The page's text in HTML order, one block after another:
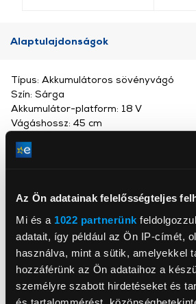
Az Ön adatainak felelősségteljes
Mi és a 1022 partnerünk
adatait, így például az Ön IP-címét,
használva, mint a sütik, amelyekkel
hozzáférünk az Ön adataihoz a
személyre szabott hirdetéseket és
Alaptulajdonságok
Típus: Akkumulátoros sövényvágó
Szín: Sárga
Akkumulátor-platform: 18 V
Vágáshossz: 45 cm
Pengesebesség: 2700/perc
Teljesítmény akkutöltésenként: Max.
Üzemidő akkutöltésenként: Max. 35
Ah)
Felszereltség: Változat: Az
tartalmazza
Pengevédő